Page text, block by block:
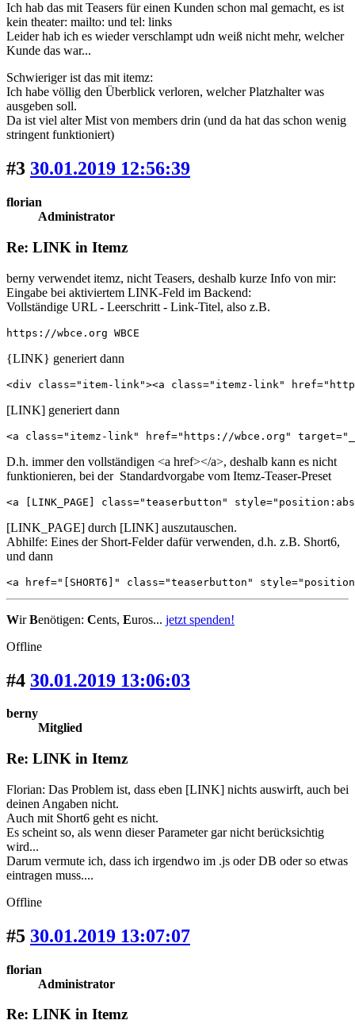
Ich hab das mit Teasers für einen Kunden schon mal gemacht, es ist
kein theater: mailto: und tel: links
Leider hab ich es wieder verschlampt udn weiß nicht mehr, welcher
Kunde das war...
Schwieriger ist das mit itemz:
Ich habe völlig den Überblick verloren, welcher Platzhalter was
ausgeben soll.
Da ist viel alter Mist von members drin (und da hat das schon wenig
stringent funktioniert)
#3 30.01.2019 12:56:39
florian
Administrator
Re: LINK in Itemz
berny verwendet itemz, nicht Teasers, deshalb kurze Info von mir:
Eingabe bei aktiviertem LINK-Feld im Backend:
Vollständige URL - Leerschritt - Link-Titel, also z.B.
https://wbce.org WBCE
{LINK} generiert dann
<div class="item-link"><a class="itemz-link"
[LINK] generiert dann
<a class="itemz-link" href="https://wbce.org"
D.h. immer den vollständigen <a href></a>, deshalb kann es nicht
funktionieren, bei der Standardvorgabe vom Itemz-Teaser-Preset
<a [LINK_PAGE] class="teaserbutton"
[LINK_PAGE] durch [LINK] auszutauschen.
Abhilfe: Eines der Short-Felder dafür verwenden, d.h. z.B. Short6,
und dann
<a href="[SHORT6]" class="teaserbutton"
WirBenötigen: Cents, Euros... jetzt spenden!
Offline
#4 30.01.2019 13:06:03
berny
Mitglied
Re: LINK in Itemz
Florian: Das Problem ist, dass eben [LINK] nichts auswirft, auch bei
deinen Angaben nicht.
Auch mit Short6 geht es nicht.
Es scheint so, als wenn dieser Parameter gar nicht berücksichtig
wird...
Darum vermute ich, dass ich irgendwo im .js oder DB oder so etwas
eintragen muss....
Offline
#5 30.01.2019 13:07:07
florian
Administrator
Re: LINK in Itemz